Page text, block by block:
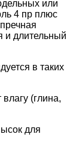
или
4 пр плюс
и длительный
в таких
(глина,
для